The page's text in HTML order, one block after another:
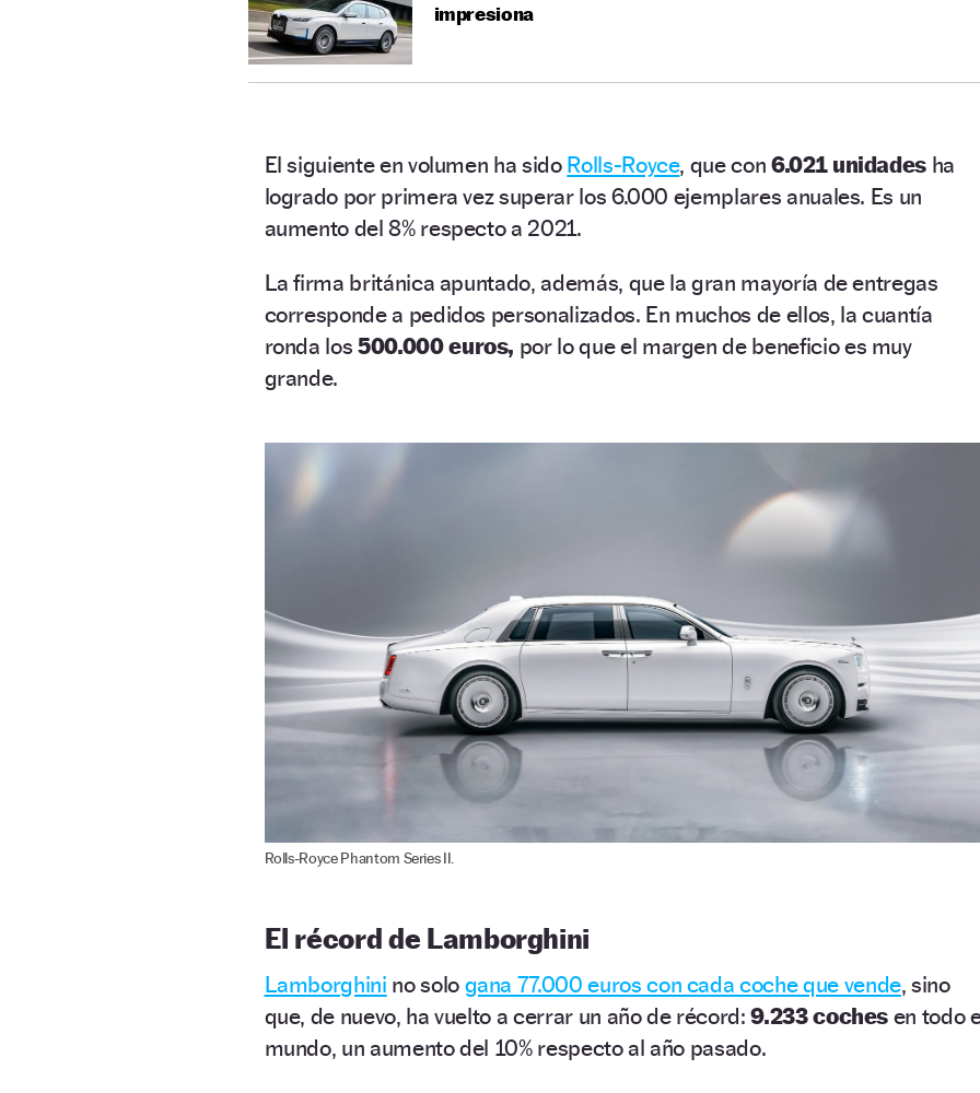
impresiona
El siguiente en volumen ha sido Rolls-Royce, que con 6.021 unidades ha
logrado por primera vez superar los 6.000 ejemplares anuales. Es un
aumento del 8% respecto a 2021.
La firma británica apuntado, además, que la gran mayoría de entregas
corresponde a pedidos personalizados. En muchos de ellos, la cuantía
ronda los500.000 euros, por lo que el margen de beneficio es muy
grande.
Rolls-Royce Phantom Series II.
El récord de Lamborghini
Lamborghini no solo gana 77.000 euros con cada coche que vende, sino
que, de nuevo, ha vuelto a cerrar un año de récord:9.233 coches en todo
mundo, un aumento del 10% respecto al año pasado.